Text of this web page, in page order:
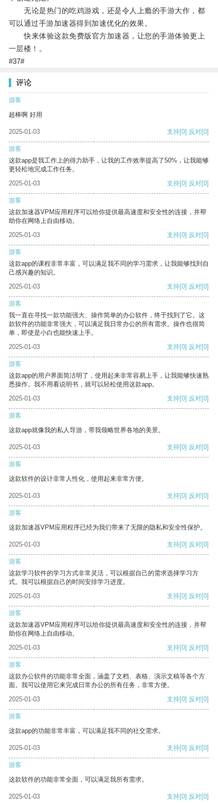
无论是热门的吃鸡游戏，还是令人上瘾的手游大作，都
可以通过手游加速器得到加速优化的效果。
快来体验这款免费版官方加速器，让您的手游体验更上
一层楼！。
#37#
评论
游客
超棒啊 好用
2025-01-03 支持[0] 反对[0]
游客
这款app是我工作上的得力助手，让我的工作效率提高了50%，让我能够
更轻松地完成工作任务。
2025-01-03
支持[0] 反对[0]
游客
这款加速器VPM应用程序可以给你提供最高速度和安全性的连接，并帮
助你在网络上自由移动。
2025-01-03
支持[0] 反对[0]
游客
这款app的课程非常丰富，可以满足我不同的学习需求，让我能够找到自
己感兴趣的知识。
2025-01-03
支持[0] 反对[0]
游客
我一直在寻找一款功能强大、操作简单的办公软件，终于找到了它。这
款软件的功能非常强大，可以满足我日常办公的所有需求。操作也很简
单，即使是小白也能快速上手。
2025-01-03
支持[0] 反对[0]
游客
这款app的用户界面简洁明了，使用起来非常容易上手，让我能够快速熟
悉操作。我不用看说明书，就可以轻松使用这款app。
2025-01-03
支持[0] 反对[0]
游客
这款app就像我的私人导游，带我领略世界各地的美景。
2025-01-03 支持[0] 反对[0]
游客
这款软件的设计非常人性化，使用起来非常方便。
2025-01-03 支持[0] 反对[0]
游客
这款加速器VPM应用程序已经为我们带来了无限的隐私和安全性保护。
2025-01-03 支持[0] 反对[0]
游客
这款学习软件的学习方式非常灵活，可以根据自己的需求选择学习方
式。我可以根据自己的时间安排学习进度。
2025-01-03
支持[0] 反对[0]
游客
这款加速器VPM应用程序可以给你提供最高速度和安全性的连接，并帮
助你在网络上自由移动。
2025-01-03
支持[0] 反对[0]
游客
这款办公软件的功能非常全面，涵盖了文档、表格、演示文稿等各个方
面。我可以使用它来完成日常办公的所有任务，非常方便。
2025-01-03
支持[0] 反对[0]
游客
这款app的功能非常丰富，可以满足我不同的社交需求。
2025-01-03 支持[0] 反对[0]
游客
这款软件的功能非常全面，可以满足我所有需求。
2025-01-03 支持[0] 反对[0]